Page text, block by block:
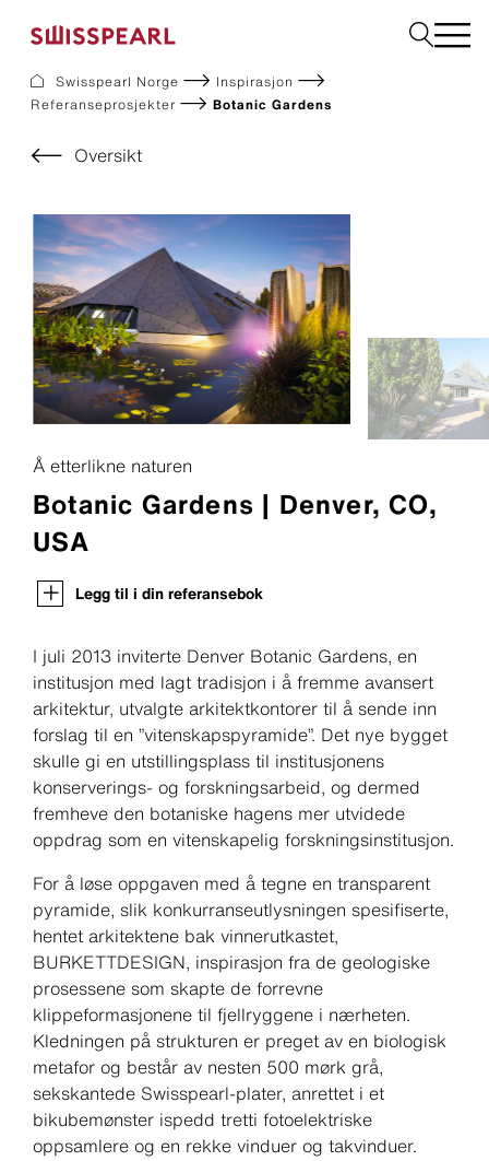
Om oss
Rådgivning
Inspirasjon
Nedlastninger og dokumentasjon
Bærekraft
Fasade
Bygningsplater
Bestill produktprøver
Swisspearl Norge
Inspirasjon
Referanseprosjekter
Botanic Gardens
Oversikt
Å etterlikne naturen
Botanic Gardens | Denver, CO,
USA
Legg til i din referansebok
I juli 2013 inviterte Denver Botanic Gardens, en
institusjon med lagt tradisjon i å fremme avansert
arkitektur, utvalgte arkitektkontorer til å sende inn
forslag til en ”vitenskapspyramide”. Det nye bygget
skulle gi en utstillingsplass til institusjonens
konserverings- og forskningsarbeid, og dermed
fremheve den botaniske hagens mer utvidede
oppdrag som en vitenskapelig forskningsinstitusjon.
For å løse oppgaven med å tegne en transparent
pyramide, slik konkurranseutlysningen spesifiserte,
hentet arkitektene bak vinnerutkastet,
BURKETTDESIGN, inspirasjon fra de geologiske
prosessene som skapte de forrevne
klippeformasjonene til fjellryggene i nærheten.
Kledningen på strukturen er preget av en biologisk
metafor og består av nesten 500 mørk grå,
sekskantede Swisspearl-plater, anrettet i et
bikubemønster ispedd tretti fotoelektriske
oppsamlere og en rekke vinduer og takvinduer.